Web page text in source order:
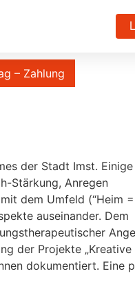
– Zahlung
der Stadt Imst. Einige
Stärkung, Anregen
dem Umfeld (“Heim =
auseinander. Dem
der Projekte „Kreative
dokumentiert. Eine